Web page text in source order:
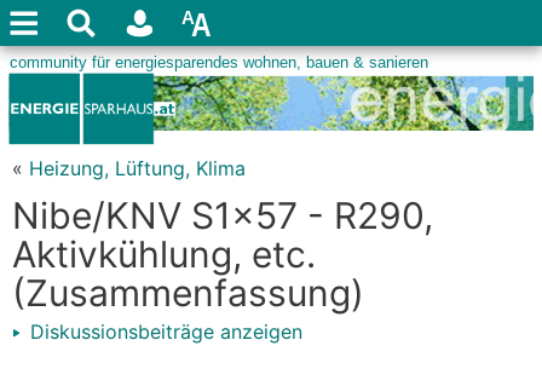
« Heizung, Lüftung, Klima
Nibe/KNV S1x57 - R290,
Aktivkühlung, etc.
(Zusammenfassung)
Diskussionsbeiträge anzeigen